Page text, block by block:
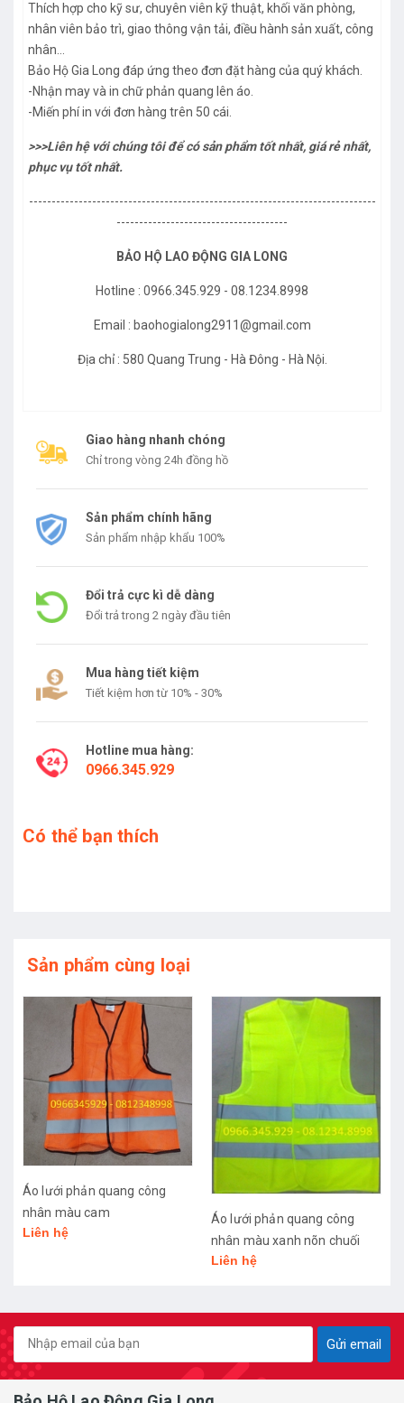
Thích hợp cho kỹ sư, chuyên viên kỹ thuật, khối văn phòng,
nhân viên bảo trì, giao thông vận tải, điều hành sản xuất, công
nhân…
Bảo Hộ Gia Long đáp ứng theo đơn đặt hàng của quý khách.
-Nhận may và in chữ phản quang lên áo.
-Miến phí in với đơn hàng trên 50 cái.
>>>Liên hệ với chúng tôi để có sản phẩm tốt nhất, giá rẻ nhất,
phục vụ tốt nhất.
-----------------------------------------------------------------------------
--------------------------------------
BẢO HỘ LAO ĐỘNG GIA LONG
Hotline : 0966.345.929 - 08.1234.8998
Email : baohogialong2911@gmail.com
Địa chỉ : 580 Quang Trung - Hà Đông - Hà Nội.
Giao hàng nhanh chóng
Chỉ trong vòng 24h đồng hồ
Sản phẩm chính hãng
Sản phẩm nhập khẩu 100%
Đổi trả cực kì dễ dàng
Đổi trả trong 2 ngày đầu tiên
Mua hàng tiết kiệm
Tiết kiệm hơn từ 10% - 30%
Hotline mua hàng:
0966.345.929
Có thể bạn thích
Sản phẩm cùng loại
Áo lưới phản quang công
nhân màu xanh nõn chuối
Áo lưới phản quang màu
xanh môi trường
Liên hệ
Gửi email